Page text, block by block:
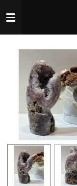
direct